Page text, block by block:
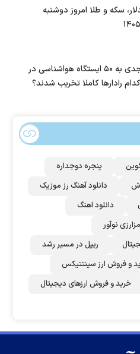
سکه و طلا امروز دوشنبه
۱۹
آسیب جدی به ۵۰ ایستگاه هواشناسی در
رادار‌ها کاملا تخریب شدند؟
پنجره دوجداره
دانلود آهنگ رز‌ موزیک
دانلود اهنگ
نوآور
ریپل در مسیر رشد
و فروش ارز سینتتیکس
خرید و فروش ارزهای دیجیتال